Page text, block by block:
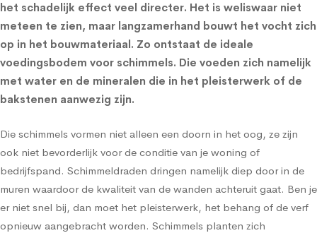
het schadelijk effect veel directer. Het is weliswaar niet
meteen te zien, maar langzamerhand bouwt het vocht zich
op in het bouwmateriaal. Zo ontstaat de ideale
voedingsbodem voor schimmels. Die voeden zich namelijk
met water en de mineralen die in het pleisterwerk of de
bakstenen aanwezig zijn.
Die schimmels vormen niet alleen een doorn in het oog, ze zijn
ook niet bevorderlijk voor de conditie van je woning of
bedrijfspand. Schimmeldraden dringen namelijk diep door in de
muren waardoor de kwaliteit van de wanden achteruit gaat. Ben je
er niet snel bij, dan moet het pleisterwerk, het behang of de verf
opnieuw aangebracht worden. Schimmels planten zich